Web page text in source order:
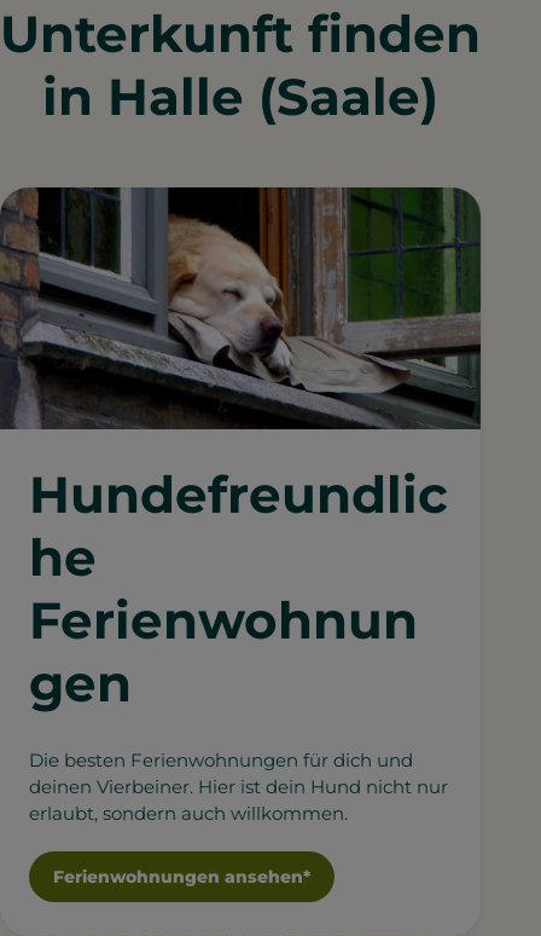
Unterkunft finden
in Halle (Saale)
Hundefreundlic
he
Ferienwohnun
gen
Die besten Ferienwohnungen für dich und
deinen Vierbeiner. Hier ist dein Hund nicht nur
erlaubt, sondern auch willkommen.
Ferienwohnungen ansehen*